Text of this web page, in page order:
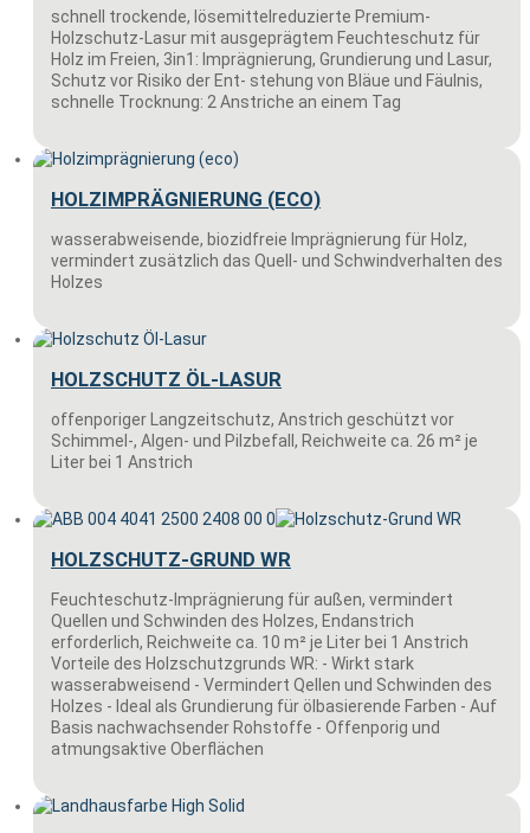
schnell trockende, lösemittelreduzierte Premium-
Holzschutz-Lasur mit ausgeprägtem Feuchteschutz für
Holz im Freien, 3in1: Imprägnierung, Grundierung und Lasur,
Schutz vor Risiko der Ent- stehung von Bläue und Fäulnis,
schnelle Trocknung: 2 Anstriche an einem Tag
HOLZIMPRÄGNIERUNG (ECO)
wasserabweisende, biozidfreie Imprägnierung für Holz,
vermindert zusätzlich das Quell- und Schwindverhalten des
Holzes
HOLZSCHUTZ ÖL-LASUR
offenporiger Langzeitschutz, Anstrich geschützt vor
Schimmel-, Algen- und Pilzbefall, Reichweite ca. 26 m² je
Liter bei 1 Anstrich
HOLZSCHUTZ-GRUND WR
Feuchteschutz-Imprägnierung für außen, vermindert
Quellen und Schwinden des Holzes, Endanstrich
erforderlich, Reichweite ca. 10 m² je Liter bei 1 Anstrich
Vorteile des Holzschutzgrunds WR: - Wirkt stark
wasserabweisend - Vermindert Qellen und Schwinden des
Holzes - Ideal als Grundierung für ölbasierende Farben - Auf
Basis nachwachsender Rohstoffe - Offenporig und
atmungsaktive Oberflächen